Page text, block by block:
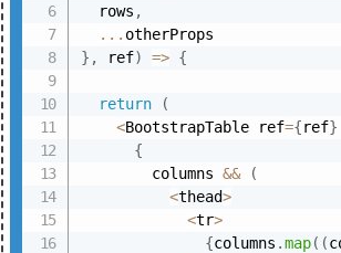
  rows
,
...
} , ref) => {
return
(
<BootstrapTable ref={ref}
{
        columns
&&
(
<thead>
<tr>
{columns .map( (